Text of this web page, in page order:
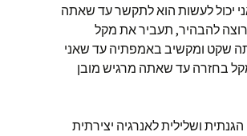
יכול לעשות הוא לתקשר עד שאתה
להבהיר, תעביר את מקל
שקט ומקשיב באמפתיה עד שאני
בחזרה עד שאתה מרגיש מובן
ושלילית לאנרגיה יצירתית